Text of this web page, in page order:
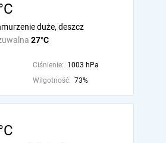
27°C
duże, deszcz
Ciśnienie: 1003 hPa
Wilgotność: 73%